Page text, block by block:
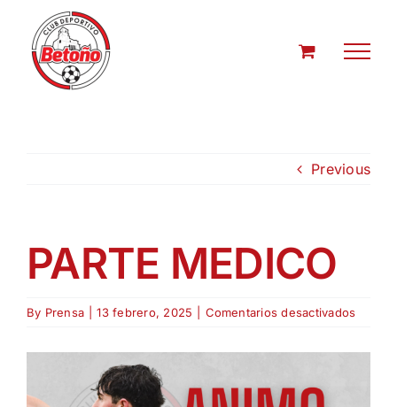
content
Previous
PARTE MEDICO
By Prensa 13 febrero, 2025 Comentarios desactivadosen